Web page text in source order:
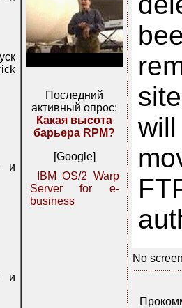
и
и
Последний
активный опрос:
Какая высота
барьера RPM?
[Google]
IBM OS/2 Warp
Server for e-
business
No